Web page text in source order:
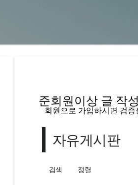
준회원이상 글 작
회원으로 가입하시면 검
자유게시판
검색 정렬